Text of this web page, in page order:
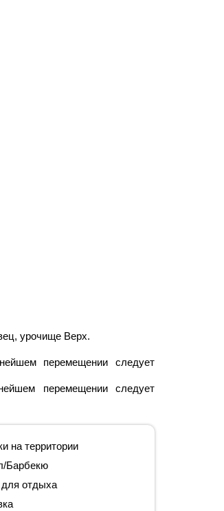
урочище Верх.
перемещении следует
перемещении следует
на территории
Барбекю
отдыха